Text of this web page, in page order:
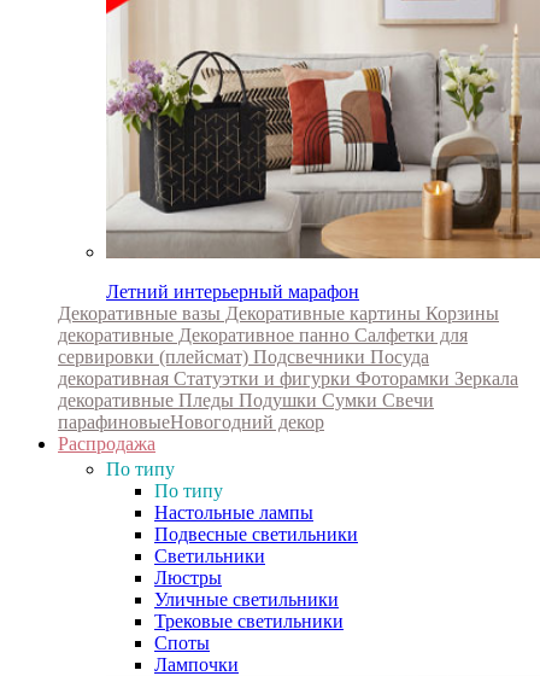
Летний интерьерный марафон
Декоративные вазы Декоративные картины Корзины
декоративные Декоративное панно Салфетки для
сервировки (плейсмат) Подсвечники Посуда
декоративная Статуэтки и фигурки Фоторамки Зеркала
декоративные Пледы Подушки Сумки Свечи
парафиновыеНовогодний декор
Распродажа
По типу
По типу
Настольные лампы
Подвесные светильники
Светильники
Люстры
Уличные светильники
Трековые светильники
Споты
Лампочки